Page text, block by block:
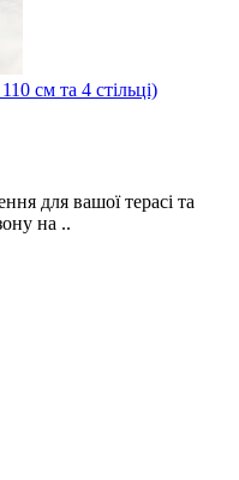
см та 4 стільці)
для вашої терасі та
на ..